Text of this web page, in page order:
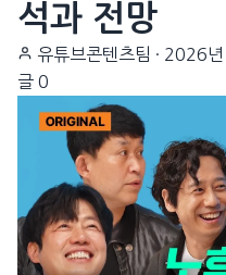
석과 전망
유튜브콘텐츠팀 · 2026
글 0